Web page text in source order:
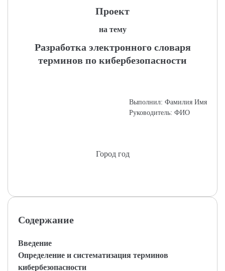
Проект
на тему
Разработка электронного словаря
терминов по кибербезопасности
Выполнил: Фамилия Имя
Руководитель: ФИО
Город год
Содержание
Введение
Определение и систематизация терминов
кибербезопасности